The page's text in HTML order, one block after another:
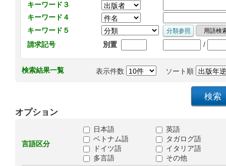
キーワード３
キーワード４
キーワード５
請求記号
別置 /
検索結果一覧 表示件数 ソート順
オプション
言語区分
日本語
英語
ベトナム語
タガログ語
ドイツ語
イタリア語
多言語
その他